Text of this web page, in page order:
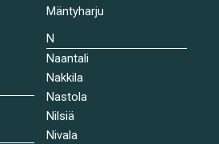
Mäntyharju
N
Naantali
Nakkila
Nastola
Nilsiä
Nivala